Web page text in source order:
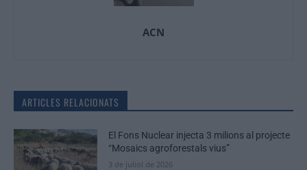
ACN
ARTICLES RELACIONATS
El Fons Nuclear injecta 3 milions al projecte
“Mosaics agroforestals vius”
3 de juliol de 2026